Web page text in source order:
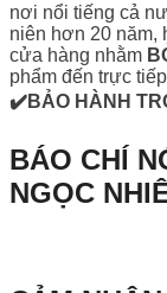
nơi nổi tiếng cả
niên hơn 20 năm,
cửa hàng nhằm
phẩm đến trực
✔️BẢO HÀNH
BÁO CHÍ
NGỌC